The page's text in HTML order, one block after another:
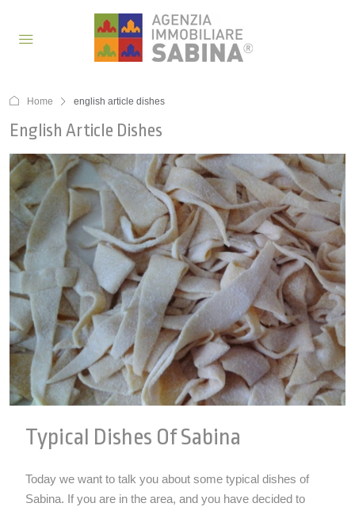
Home english article dishes
English Article Dishes
Typical Dishes Of Sabina
Today we want to talk you about some typical dishes of
Sabina. If you are in the area, and you have decided to